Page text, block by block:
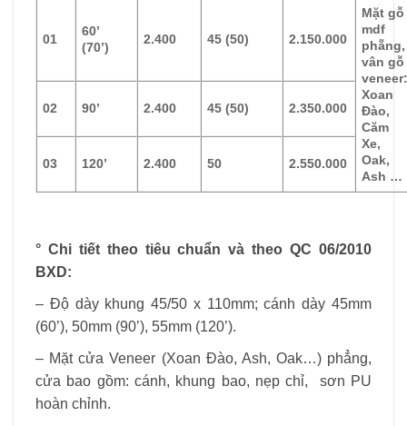
01
60’
(70’)
2.400 45 (50) 2.150.000
Mặt gỗ
mdf
phẵng,
vân gỗ
veneer:
Xoan
Đào,
Căm
Xe,
Oak,
Ash …
02 90’ 2.400 45 (50) 2.350.000
03 120’ 2.400 50 2.550.000
° Chi tiết theo tiêu chuẩn và theo QC 06/2010
BXD:
– Độ dày khung 45/50 x 110mm; cánh dày 45mm
(60’), 50mm (90’), 55mm (120’).
– Mặt cửa Veneer (Xoan Đào, Ash, Oak…) phẳng,
cửa bao gồm: cánh, khung bao, nẹp chỉ, sơn PU
hoàn chỉnh.